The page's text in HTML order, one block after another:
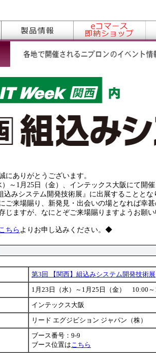
にありがとうございます。
）～1月25日（金）、インテックス大阪にて開
込みシステム開発技術展』に出展することと
ご来場賜り、新発見・出会いの場となれば幸
じますが、なにとぞご来場賜りますようお願
ちら よりお申し込みください。◆
第3回 【関西】組込みシステム開発技術展
1月23日（水）～1月25日（金） 10:00
インテックス大阪
リード エグジビション ジャパン（株）
ブース番号：9-9
ブース位置はこちら